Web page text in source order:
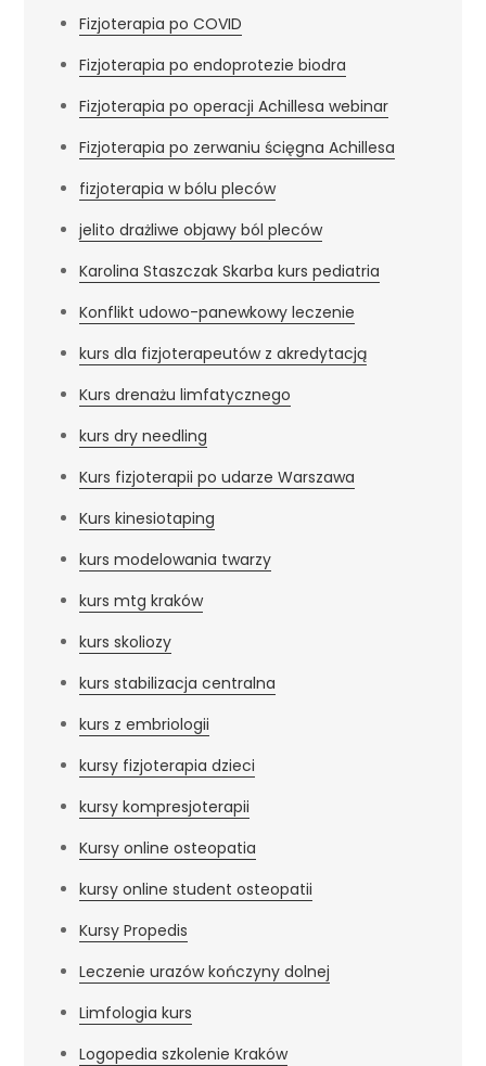
Fizjoterapia po COVID
Fizjoterapia po endoprotezie biodra
Fizjoterapia po operacji Achillesa webinar
Fizjoterapia po zerwaniu ścięgna Achillesa
fizjoterapia w bólu pleców
jelito drażliwe objawy ból pleców
Karolina Staszczak Skarba kurs pediatria
Konflikt udowo-panewkowy leczenie
kurs dla fizjoterapeutów z akredytacją
Kurs drenażu limfatycznego
kurs dry needling
Kurs fizjoterapii po udarze Warszawa
Kurs kinesiotaping
kurs modelowania twarzy
kurs mtg kraków
kurs skoliozy
kurs stabilizacja centralna
kurs z embriologii
kursy fizjoterapia dzieci
kursy kompresjoterapii
Kursy online osteopatia
kursy online student osteopatii
Kursy Propedis
Leczenie urazów kończyny dolnej
Limfologia kurs
Logopedia szkolenie Kraków